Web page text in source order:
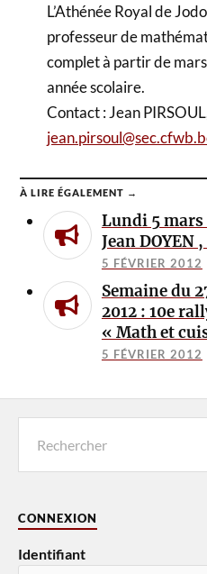
L’Athénée Royal de
professeur de
complet à partir de
année scolaire.
Contact : Jean
À LIRE ÉGALEMENT →
Lundi 5 mars
Jean DOYEN
5 FÉVRIER 2012
Semaine du
2012 : 10e
« Math et
5 FÉVRIER 2012
CONNEXION
Identifiant